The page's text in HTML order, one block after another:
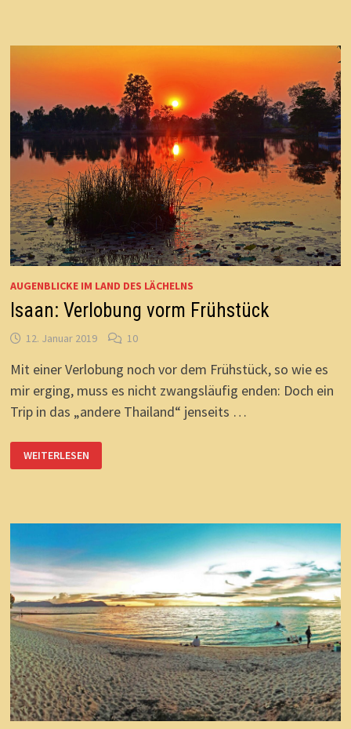
AUGENBLICKE IM LAND DES LÄCHELNS
Isaan: Verlobung vorm Frühstück
12. Januar 2019 10
Mit einer Verlobung noch vor dem Frühstück, so wie es
mir erging, muss es nicht zwangsläufig enden: Doch ein
Trip in das „andere Thailand“ jenseits …
VERLOBUNG
VORM
WEITERLESEN